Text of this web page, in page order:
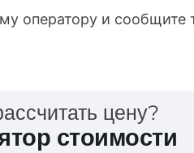
оператору и
цену?
стоимости